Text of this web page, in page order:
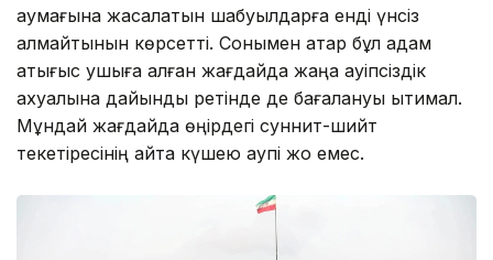
аумағына жасалатын шабуылдарға енді үнсіз
қалмайтынын көрсетті. Сонымен қатар бұл қадам
қақтығыс ушыға қалған жағдайда жаңа қауіпсіздік
ахуалына дайындық ретінде де бағалануы ықтимал.
Мұндай жағдайда өңірдегі суннит-шийт
текетіресінің қайта күшею қаупі жоқ емес.